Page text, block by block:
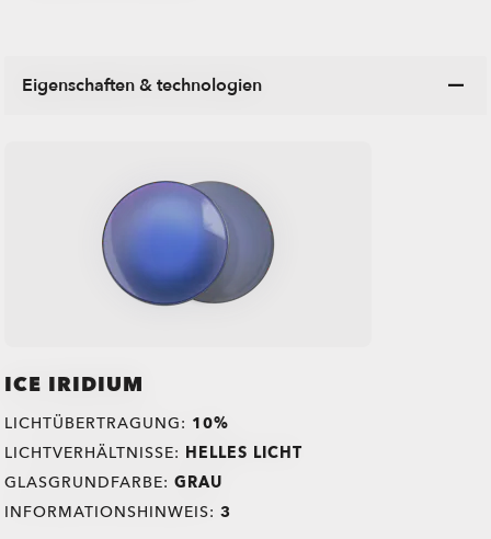
Eigenschaften & technologien
ICE IRIDIUM
LICHTÜBERTRAGUNG: 10%
LICHTVERHÄLTNISSE: HELLES LICHT
GLASGRUNDFARBE:GRAU
INFORMATIONSHINWEIS:3